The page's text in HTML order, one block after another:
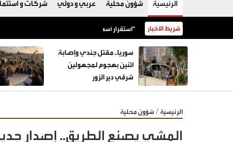
الرئيسية شؤون محلية عربي و دولي شركات و
شريط الأخبار استقرار أسعار أصناف عديدة من الخضار مع ورود كميات وافرة إلى "السوق المركزي"
سوريا.. مقتل جندي وإصابة
اثنين بهجوم لمجهولين
شرقي دير الزور
الرئيسية / شؤون محلية
المشي يصنع الطريق.. إصدار